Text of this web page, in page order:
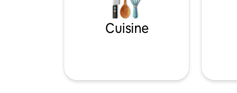
Cuisine